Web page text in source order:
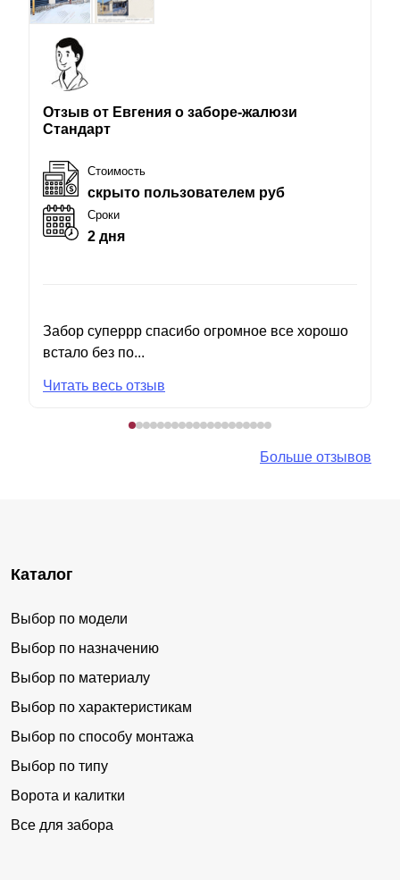
Отзыв от Евгения о заборе-жалюзи
Стандарт
Стоимость
скрыто пользователем руб
Сроки
2 дня
Забор суперрр спасибо огромное все хорошо
встало без по...
Читать весь отзыв
Больше отзывов
Каталог
Выбор по модели
Выбор по назначению
Выбор по материалу
Выбор по характеристикам
Выбор по способу монтажа
Выбор по типу
Ворота и калитки
Все для забора